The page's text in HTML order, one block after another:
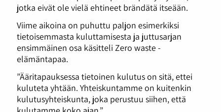
jotka eivät ole vielä ehtineet brändätä itseään.
Viime aikoina on puhuttu paljon esimerkiksi
tietoisemmasta kuluttamisesta ja juttusarjan
ensimmäinen osa käsitteli Zero waste -
elämäntapaa.
”Ääritapauksessa tietoinen kulutus on sitä, ettei
kuluteta yhtään. Yhteiskuntamme on kuitenkin
kulutusyhteiskunta, joka perustuu siihen, että